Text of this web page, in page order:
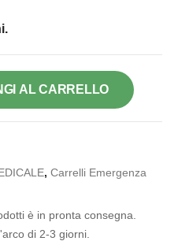
AL CARRELLO
, Carrelli Emergenza
è in pronta consegna.
di 2-3 giorni.